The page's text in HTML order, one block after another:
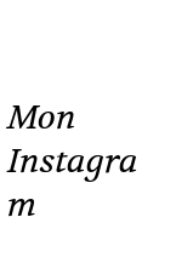
Mon
Instagra
m